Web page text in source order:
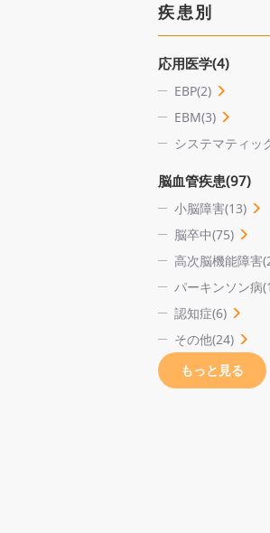
疾患別
応用医学(4)
EBP(2)
EBM(3)
システマティッ
脳血管疾患(97)
小脳障害(13)
脳卒中(75)
高次脳機能障害
パーキンソン病
認知症(6)
その他(24)
もっと見る